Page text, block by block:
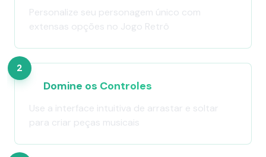
Personalize seu personagem único com
extensas opções no Jogo Retrô
2
Domine os Controles
Use a interface intuitiva de arrastar e soltar
para criar peças musicais